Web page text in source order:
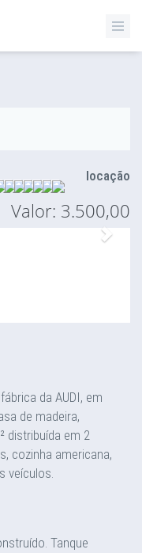
locação
Valor: 3.500,00
da AUDI, em
de madeira,
distribuída em 2
cozinha americana,
veículos.
Tanque